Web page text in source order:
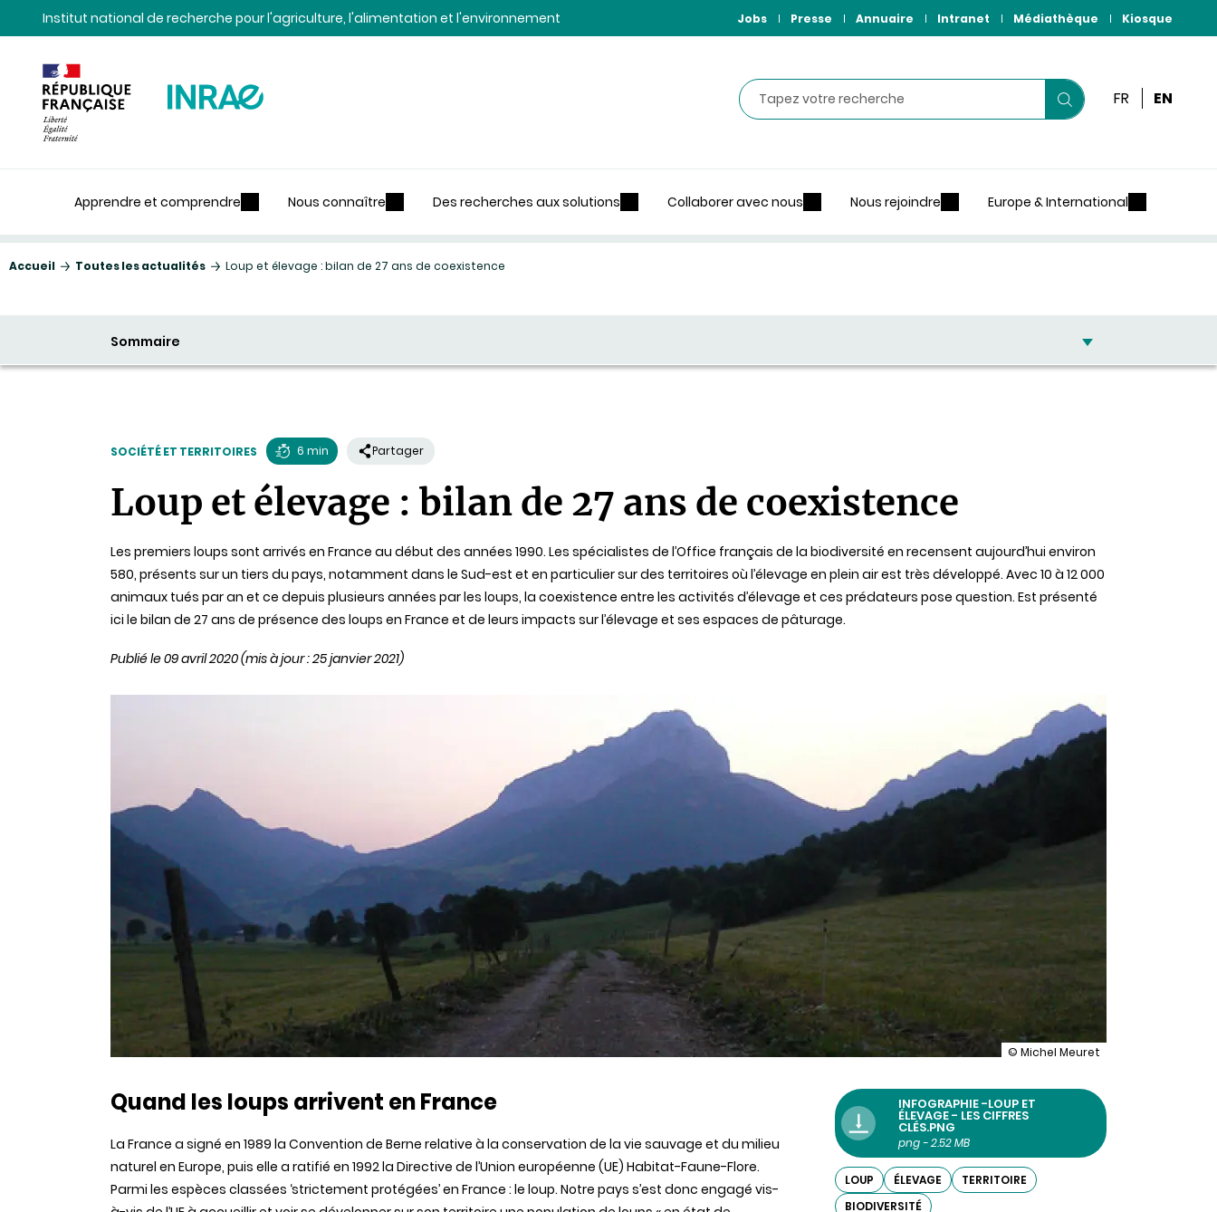
Contenu
Recherche
NavigationInstitut national de recherche pour l'agriculture, l'alimentation et l'environnement Jobs Presse Annuaire Intranet Médiathèque Kiosque
Rechercher
Lancer
FR EN
Apprendre et comprendre Nous connaître Des recherches aux solutions Collaborer avec nous Nous rejoindre Europe & International
Accueil Toutes les actualités Loup et élevage : bilan de 27 ans de coexistence
Sommaire
SOCIÉTÉ ET TERRITOIRES
de
6 min Partager
Loup et élevage : bilan de 27 ans de coexistence
Les premiers loups sont arrivés en France au début des années 1990. Les spécialistes de l’Office français de la biodiversité en recensent aujourd’hui environ
580, présents sur un tiers du pays, notamment dans le Sud-est et en particulier sur des territoires où l’élevage en plein air est très développé. Avec 10 à 12 000
animaux tués par an et ce depuis plusieurs années par les loups, la coexistence entre les activités d’élevage et ces prédateurs pose question. Est présenté
ici le bilan de 27 ans de présence des loups en France et de leurs impacts sur l’élevage et ses espaces de pâturage.
Publié le 09 avril 2020(mis à jour : 25 janvier 2021)
illustration
élevage
:
27
ans
de
© Michel Meuret
Quand les loups arrivent en France
La France a signé en 1989 la Convention de Berne relative à la conservation de la vie sauvage et du milieu
naturel en Europe, puis elle a ratifié en 1992 la Directive de l’Union européenne (UE) Habitat-Faune-Flore.
Parmi les espèces classées ‘strictement protégées’ en France : le loup. Notre pays s’est donc engagé vis-
INFOGRAPHIE -LOUP ET
ÉLEVAGE - LES CIFFRES
CLÉS.PNG
png - 2.52 MB
LOUP ÉLEVAGE
TERRITOIRE
BIODIVERSITÉ